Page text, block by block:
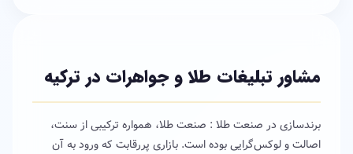
مشاور تبلیغات طلا و جواهرات در ترکیه
برندسازی در صنعت طلا : صنعت طلا، همواره ترکیبی از سنت،
اصالت و لوکس‌گرایی بوده است. بازاری پررقابت که ورود به آن